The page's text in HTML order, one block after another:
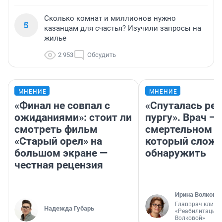
5
Сколько комнат и миллионов нужно
казанцам для счастья? Изучили запросы на
жилье
2 953 Обсудить
МНЕНИЕ
«Финал не совпал с
ожиданиями»: стоит ли
смотреть фильм
«Старый орел» на
большом экране —
честная рецензия
Надежда Губарь
МНЕНИЕ
«Спуталась
пургу». Врач —
смертельном
который
обнаружить
Ирина Волкова
Главврач
«Реабилитация
Волковой»